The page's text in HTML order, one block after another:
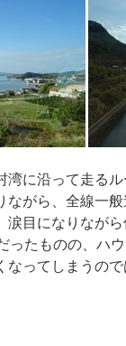
湾に沿って走る
がら、全線一般
目になりながら
ったものの、ハ
なってしまうの